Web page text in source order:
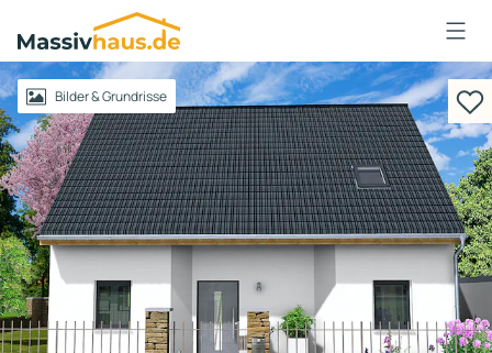
Massivhaus
Logo
AnmeldenBilder & Grundrisse